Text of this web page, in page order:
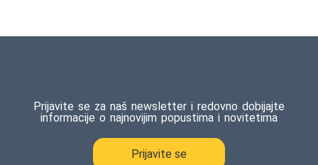
ocene
Prijavite se za naš newsletter i redovno dobijajte
informacije o najnovijim popustima i novitetima
Prijavite se